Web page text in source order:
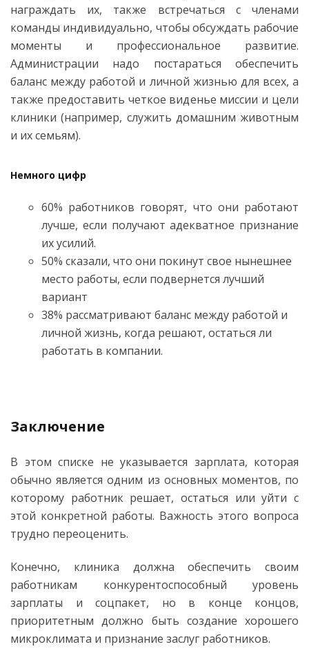
награждать их, также встречаться с членами
команды индивидуально, чтобы обсуждать рабочие
моменты и профессиональное развитие.
Администрации надо постараться обеспечить
баланс между работой и личной жизнью для всех, а
также предоставить четкое виденье миссии и цели
клиники (например, служить домашним животным
и их семьям).
Немного цифр
60% работников говорят, что они работают
лучше, если получают адекватное признание
их усилий.
50% сказали, что они покинут свое нынешнее
место работы, если подвернется лучший
вариант
38% рассматривают баланс между работой и
личной жизнь, когда решают, остаться ли
работать в компании.
Заключение
В этом списке не указывается зарплата, которая
обычно является одним из основных моментов, по
которому работник решает, остаться или уйти с
этой конкретной работы. Важность этого вопроса
трудно переоценить.
Конечно, клиника должна обеспечить своим
работникам конкурентоспособный уровень
зарплаты и соцпакет, но в конце концов,
приоритетным должно быть создание хорошего
микроклимата и признание заслуг работников.